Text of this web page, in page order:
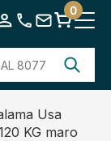
0
Usa
KG maro